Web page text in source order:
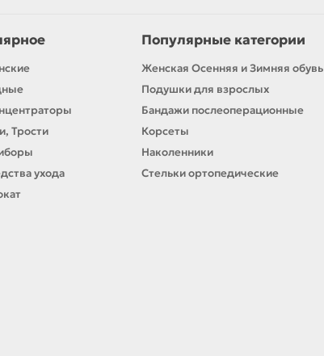
Трости
ухода
Популярные категории
Женская Осенняя и Зимняя обувь
Подушки для взрослых
Бандажи послеоперационные
Корсеты
Наколенники
Стельки ортопедические